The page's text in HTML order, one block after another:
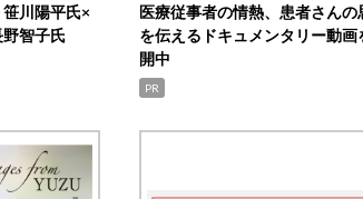
川陽平氏×
智子氏
医療従事者の情熱、患者さんの
を伝えるドキュメンタリー動画
開中
PR